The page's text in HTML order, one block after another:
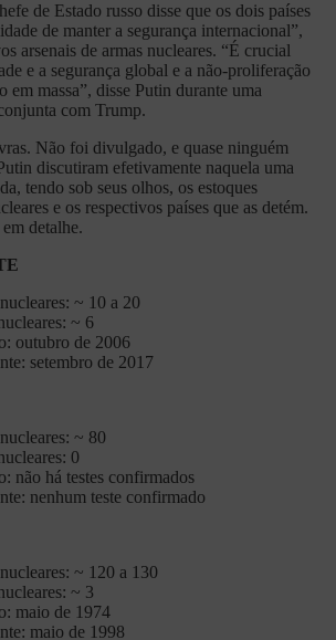
de Estado russo disse que os dois países
de manter a segurança internacional”,
arsenais de armas nucleares. “É crucial
e a segurança global e a não-proliferação
em massa”, disse Putin durante uma
com Trump.
Não foi divulgado, e quase ninguém
discutiram efetivamente naquela uma
tendo sob seus olhos, os estoques
e os respectivos países que as detém.
detalhe.
~ 10 a 20
~ 6
outubro de 2006
setembro de 2017
~ 80
0
não há testes confirmados
nenhum teste confirmado
~ 120 a 130
~ 3
maio de 1974
maio de 1998